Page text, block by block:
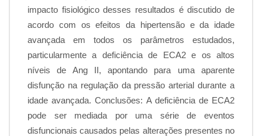
impacto fisiológico desses resultados é discutido de
acordo com os efeitos da hipertensão e da idade
avançada em todos os parâmetros estudados,
particularmente a deficiência de ECA2 e os altos
níveis de Ang II, apontando para uma aparente
disfunção na regulação da pressão arterial durante a
idade avançada. Conclusões: A deficiência de ECA2
pode ser mediada por uma série de eventos
disfuncionais causados pelas alterações presentes no